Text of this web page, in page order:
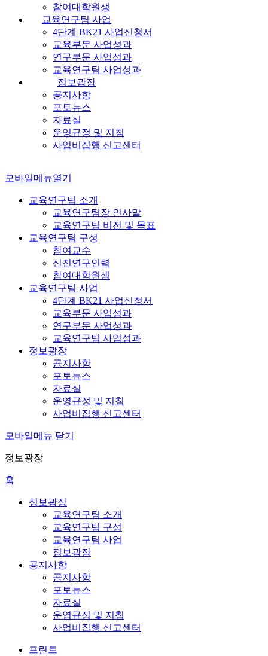
참여대학원생
교육연구팀 사업
4단계 BK21 사업신청서
교육부문 사업성과
연구부문 사업성과
교육연구팀 사업성과
정보광장
공지사항
포토뉴스
자료실
운영규정 및 지침
사업비집행 신고센터
모바일메뉴열기
교육연구팀 소개
교육연구팀장 인사말
교육연구팀 비전 및 목표
교육연구팀 구성
참여교수
신진연구인력
참여대학원생
교육연구팀 사업
4단계 BK21 사업신청서
교육부문 사업성과
연구부문 사업성과
교육연구팀 사업성과
정보광장
공지사항
포토뉴스
자료실
운영규정 및 지침
사업비집행 신고센터
모바일메뉴 닫기
정보광장
홈
정보광장
교육연구팀 소개
교육연구팀 구성
교육연구팀 사업
정보광장
공지사항
공지사항
포토뉴스
자료실
운영규정 및 지침
사업비집행 신고센터
프린트